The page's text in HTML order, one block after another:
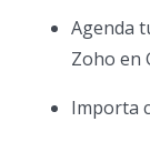
Agenda
Zoho en
Importa